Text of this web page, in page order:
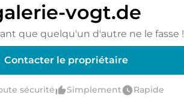
vogt.de
que quelqu'un d'autre ne le fasse !
Contacter le propriétaire
sécuritéthumb_up_altSimplementwatch_laterRapide